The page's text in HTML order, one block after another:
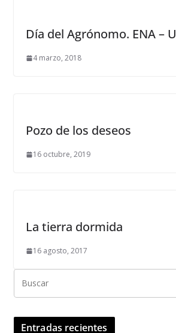
Día del Agrónomo. ENA –
4 marzo, 2018
Pozo de los deseos
16 octubre, 2019
La tierra dormida
16 agosto, 2017
Entradas recientes